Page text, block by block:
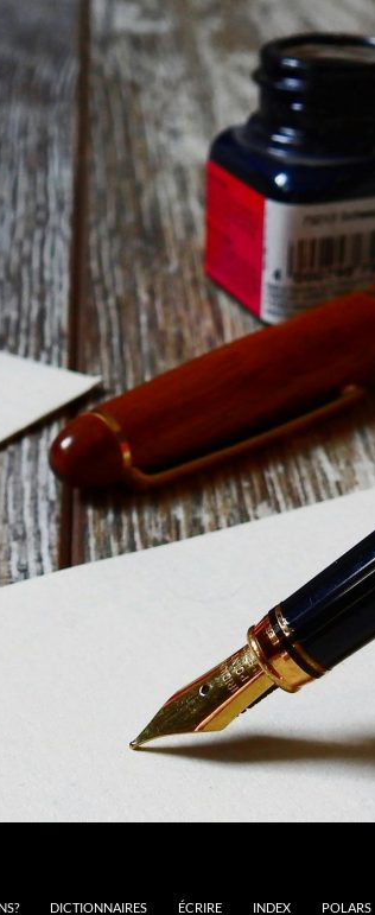
DICTIONNAIRES ÉCRIRE INDEX POLARS